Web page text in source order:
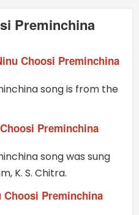
Preminchina
Choosi Preminchina
song is from the
Preminchina
song was sung
K. S. Chitra.
Preminchina